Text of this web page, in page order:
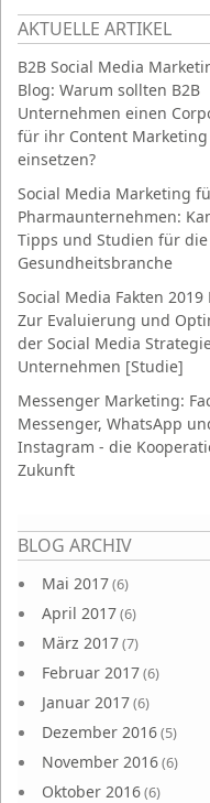
AKTUELLE ARTIKEL
B2B Social Media
Blog: Warum sollten B2B
Unternehmen einen
für ihr Content Marketing
einsetzen?
Social Media Marketing
Pharmaunternehmen:
Tipps und Studien für die
Gesundheitsbranche
Social Media Fakten 2019
Zur Evaluierung und
der Social Media
Unternehmen [Studie]
Messenger Marketing:
Messenger, WhatsApp
Instagram - die
Zukunft
BLOG ARCHIV
Mai 2017(6)
April 2017(6)
März 2017(7)
Februar 2017(6)
Januar 2017(6)
Dezember 2016(5)
November 2016(6)
Oktober 2016(6)
Seiten